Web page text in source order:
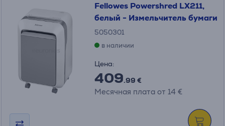
Fellowes Powershred LX211,
белый - Измельчитель бумаги
5050301
в наличии
Цена:
409.99 €
Месячная плата от 14 €